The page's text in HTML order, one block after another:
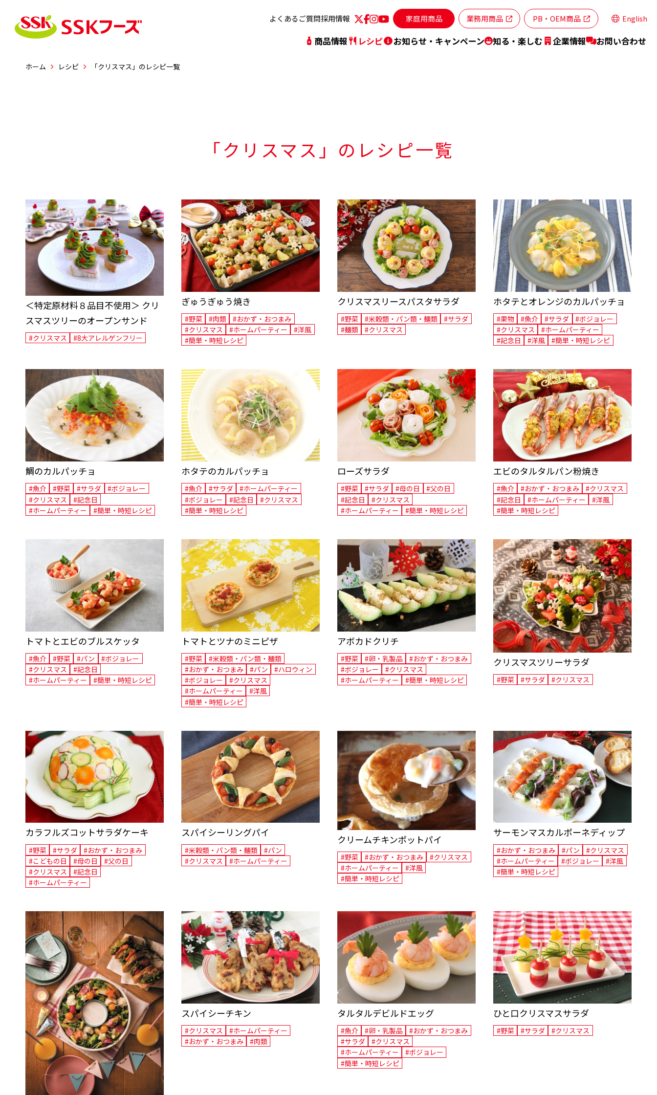
商品情報 レシピ お知らせ・キャンペーン 知る・楽しむ 企業情報
事業紹介 TVCM サスティナビリティ
健康経営
お問い合わせ
よくあるご質問採用情報 家庭用商品 業務用商品 PB・OEM商品 English
ホーム レシピ 「クリスマス」のレシピ一覧
「クリスマス」 のレシピ一覧
＜特定原材料８品目不使用＞ クリ
スマスツリーのオープンサンド
#クリスマス #8大アレルゲンフリー
ぎゅうぎゅう焼き
#野菜 #肉類
#おかず・おつまみ
#クリスマス
#ホームパーティー
#洋風
#簡単・時短レシピ
クリスマスリースパスタサラダ
#野菜 #米穀類・パン類・麺類
#サラダ
#麺類
#クリスマス
ホタテとオレンジのカルパッチョ
#果物 #魚介 #サラダ
#ボジョレー
#クリスマス
#ホームパーティー
#記念日
#洋風 #簡単・時短レシピ
鯛のカルパッチョ
#魚介 #野菜 #サラダ
#ボジョレー
#クリスマス
#記念日
#ホームパーティー
#簡単・時短レシピ
ホタテのカルパッチョ
#魚介 #サラダ
#ホームパーティー
#ボジョレー
#記念日
#クリスマス
#簡単・時短レシピ
ローズサラダ
#野菜 #サラダ #母の日
#父の日
#記念日
#クリスマス
#ホームパーティー
#簡単・時短レシピ
エビのタルタルパン粉焼き
#魚介 #おかず・おつまみ
#クリスマス
#記念日
#ホームパーティー
#洋風
#簡単・時短レシピ
トマトとエビのブルスケッタ
#魚介 #野菜 #パン
#ボジョレー
#クリスマス
#記念日
#ホームパーティー
#簡単・時短レシピ
トマトとツナのミニピザ
#野菜
#米穀類・パン類・麺類
#おかず・おつまみ
#パン
#ハロウィン
#ボジョレー
#クリスマス
#ホームパーティー
#洋風
#簡単・時短レシピ
アボカドクリチ
#野菜 #卵・乳製品
#おかず・おつまみ
#ボジョレー
#クリスマス
#ホームパーティー
#簡単・時短レシピ
クリスマスツリーサラダ
#野菜 #サラダ #クリスマス
カラフルズコットサラダケーキ
#野菜 #サラダ
#おかず・おつまみ
#こどもの日
#母の日
#父の日
#クリスマス
#記念日
#ホームパーティー
スパイシーリングパイ
#米穀類・パン類・麺類
#パン
#クリスマス
#ホームパーティー
クリームチキンポットパイ
#野菜 #おかず・おつまみ
#クリスマス
#ホームパーティー
#洋風
#簡単・時短レシピ
サーモンマスカルポーネディップ
#おかず・おつまみ #パン
#クリスマス
#ホームパーティー
#ボジョレー
#洋風
#簡単・時短レシピ
スパイシーチキン
#クリスマス
#ホームパーティー
#おかず・おつまみ
#肉類
タルタルデビルドエッグ
#魚介 #卵・乳製品
#おかず・おつまみ
#サラダ
#クリスマス
#ホームパーティー
#ボジョレー
#簡単・時短レシピ
ひと口クリスマスサラダ
#野菜 #サラダ #クリスマス